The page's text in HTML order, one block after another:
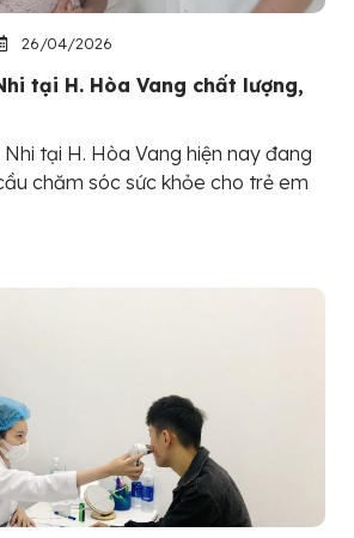
26/04/2026
tại H. Hòa Vang chất lượng,
tại H. Hòa Vang hiện nay đang
chăm sóc sức khỏe cho trẻ em